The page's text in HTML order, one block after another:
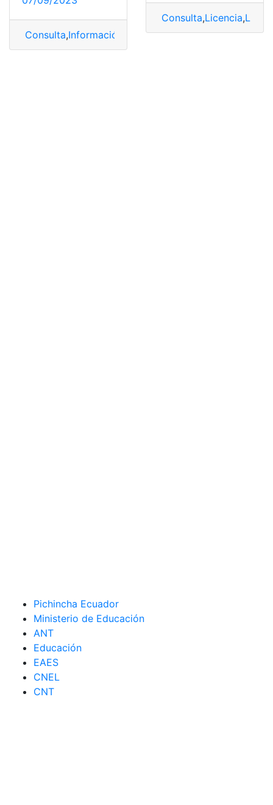
Consulta,Información Licencia,Licencia de Conducir,
Consulta,Licencia,
Pichincha Ecuador
Ministerio de Educación
ANT
Educación
EAES
CNEL
CNT